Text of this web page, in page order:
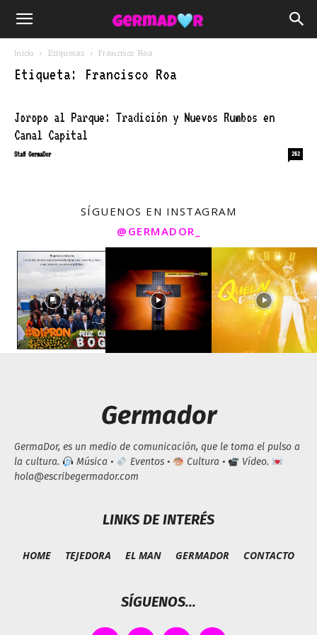
Inicio Etiquetas Francisco Roa
Etiqueta: Francisco Roa
Joropo al Parque: Tradición y Nuevos Rumbos en
Canal Capital
Staff GermaDor - 252
SÍGUENOS EN INSTAGRAM
@GERMADOR_
Germador
GermaDor, es un medio de comunicación, que le toma el pulso a
la cultura.
Música • Eventos • Cultura •
Vídeo.
hola@escribegermador.com
LINKS DE INTERÉS
HOME TEJEDORA EL MAN GERMADOR CONTACTO
SÍGUENOS...